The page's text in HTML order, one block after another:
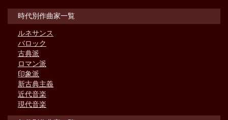
時代別作曲家一覧
ルネサンス
バロック
古典派
ロマン派
印象派
新古典主義
近代音楽
現代音楽